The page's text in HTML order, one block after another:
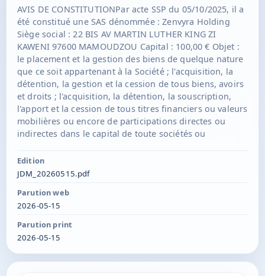
AVIS DE CONSTITUTIONPar acte SSP du 05/10/2025, il a
été constitué une SAS dénommée : Zenvyra Holding
Siège social : 22 BIS AV MARTIN LUTHER KING ZI
KAWENI 97600 MAMOUDZOU Capital : 100,00 € Objet :
le placement et la gestion des biens de quelque nature
que ce soit appartenant à la Société ; l'acquisition, la
détention, la gestion et la cession de tous biens, avoirs
et droits ; l'acquisition, la détention, la souscription,
l'apport et la cession de tous titres financiers ou valeurs
mobilières ou encore de participations directes ou
indirectes dans le capital de toute sociétés ou
constituer ; la gestion desdits titres financiers, valeurs
mobilières, participations directes ou indirectes, droits
acte lié directement ou indirectement à la gestion de
son patrimoine ; toutes prestations de services en
matière commerciale, administrative, financière ou
autres ; Président : Thomas POMARES, 135 RTE DE
Edition
JDM_20260515.pdf
Parution web
2026-05-15
Parution print
2026-05-15